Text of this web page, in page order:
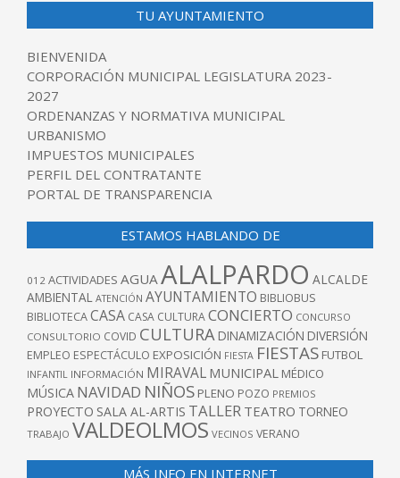
TU AYUNTAMIENTO
BIENVENIDA
CORPORACIÓN MUNICIPAL LEGISLATURA 2023-
2027
ORDENANZAS Y NORMATIVA MUNICIPAL
URBANISMO
IMPUESTOS MUNICIPALES
PERFIL DEL CONTRATANTE
PORTAL DE TRANSPARENCIA
ESTAMOS HABLANDO DE
012 ACTIVIDADES AGUAALALPARDO ALCALDE
AMBIENTAL ATENCIÓN AYUNTAMIENTO BIBLIOBUS
BIBLIOTECACASA CASA CULTURACONCIERTO CONCURSO
CONSULTORIO COVID CULTURA DINAMIZACIÓN DIVERSIÓN
EMPLEO ESPECTÁCULO EXPOSICIÓN FIESTA FIESTAS FUTBOL
INFANTIL INFORMACIÓN MIRAVAL MUNICIPAL MÉDICO
MÚSICA NAVIDAD NIÑOS PLENO POZO PREMIOS
PROYECTO SALA AL-ARTIS TALLER TEATRO TORNEO
TRABAJO VALDEOLMOS VECINOS VERANO
MÁS INFO EN INTERNET